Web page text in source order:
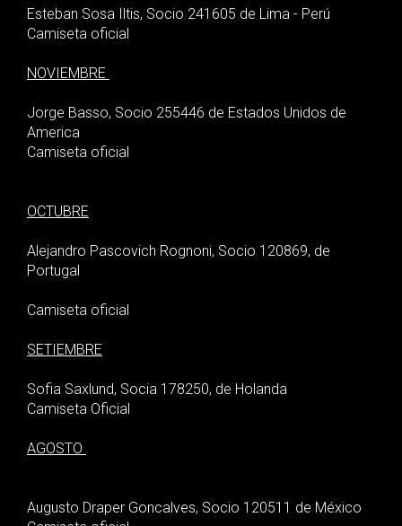
Esteban Sosa Iltis, Socio 241605 de Lima - Perú
Camiseta oficial
NOVIEMBRE
Jorge Basso, Socio 255446 de Estados Unidos de
America
Camiseta oficial
OCTUBRE
Alejandro Pascovich Rognoni, Socio 120869, de
Portugal
Camiseta oficial
SETIEMBRE
Sofia Saxlund, Socia 178250, de Holanda
Camiseta Oficial
AGOSTO
Augusto Draper Goncalves, Socio 120511 de México